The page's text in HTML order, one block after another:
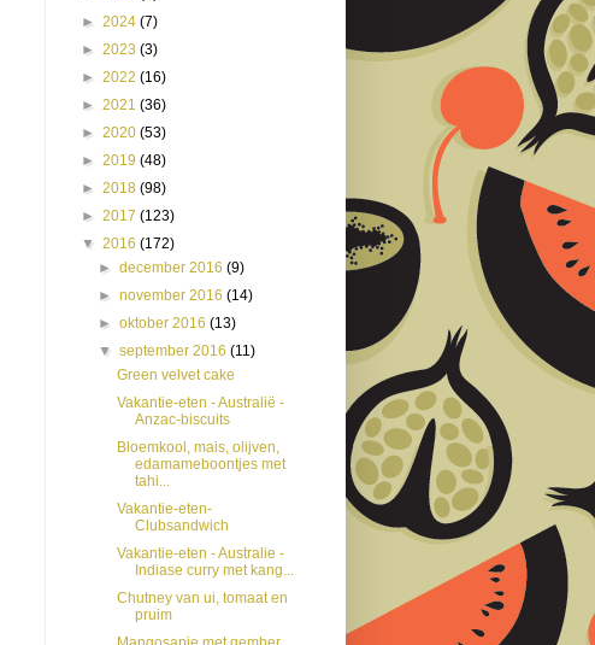
► 2024 (7)
► 2023 (3)
► 2022 (16)
► 2021 (36)
► 2020 (53)
► 2019 (48)
► 2018 (98)
► 2017 (123)
▼ 2016 (172)
►december 2016(9)
►november 2016(14)
►oktober 2016(13)
▼september 2016(11)
Green velvet cake
Vakantie-eten - Australië -
Anzac-biscuits
Bloemkool, mais, olijven,
edamameboontjes met
tahi...
Vakantie-eten-
Clubsandwich
Vakantie-eten - Australie -
Indiase curry met kang...
Chutney van ui, tomaat en
pruim